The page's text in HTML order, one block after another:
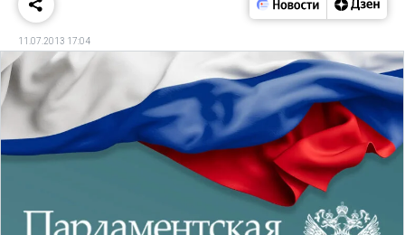
11.07.2013 17:04